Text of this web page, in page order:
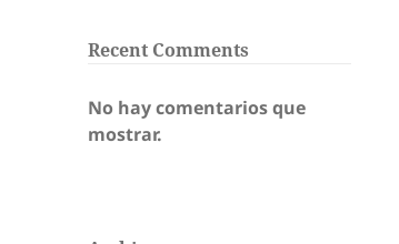
Recent Comments
No hay comentarios que
mostrar.